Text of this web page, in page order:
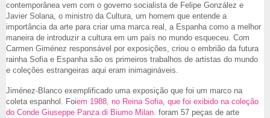
contemporânea vem com o governo socialista de Felipe González e
Javier Solana, o ministro da Cultura, um homem que entende a
importância da arte para criar uma marca real, a Espanha como a melhor
maneira de introduzir a cultura em um país no mundo esqueceu. Com
Carmen Giménez responsável por exposições, criou o embrião da futura
rainha Sofia e Espanha são os primeiros trabalhos de artistas do mundo
e coleções estrangeiras aqui eram inimagináveis.
Jiménez-Blanco exemplificado uma exposição que foi um marco na
coleta espanhol. Foiem 1988, no Reina Sofia, que foi exibido na coleção
do Conde Giuseppe Panza di Biumo Milan. foram 57 peças de arte